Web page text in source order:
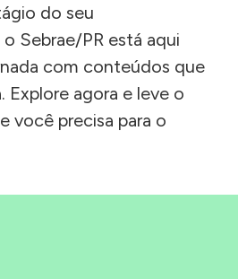
do seu
Sebrae/PR está aqui
com conteúdos que
Explore agora e leve o
você precisa para o